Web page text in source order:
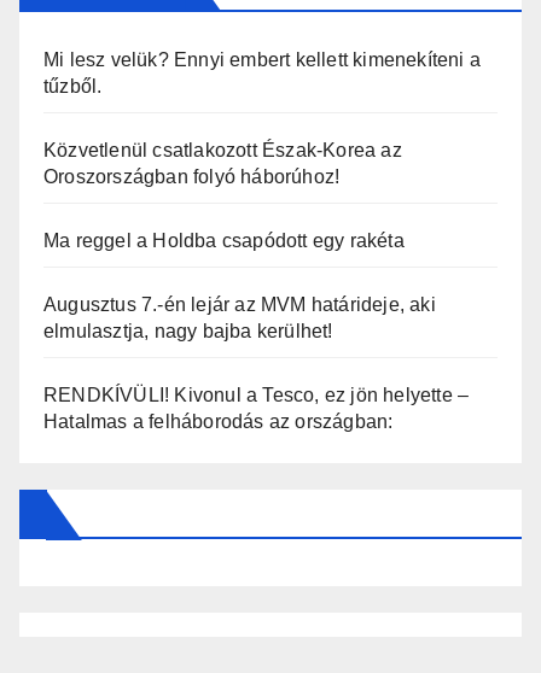
Mi lesz velük? Ennyi embert kellett kimenekíteni a
tűzből.
Közvetlenül csatlakozott Észak-Korea az
Oroszországban folyó háborúhoz!
Ma reggel a Holdba csapódott egy rakéta
Augusztus 7.-én lejár az MVM határideje, aki
elmulasztja, nagy bajba kerülhet!
RENDKÍVÜLI! Kivonul a Tesco, ez jön helyette –
Hatalmas a felháborodás az országban: